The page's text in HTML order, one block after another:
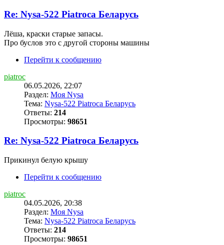
Re: Nysa-522 Piatroca Беларусь
Лёша, краски старые запасы.
Про буслов это с другой стороны машины
Перейти к сообщению
piatroc
06.05.2026, 22:07
Раздел: Моя Nysa
Тема: Nysa-522 Piatroca Беларусь
Ответы: 214
Просмотры: 98651
Re: Nysa-522 Piatroca Беларусь
Прикинул белую крышу
Перейти к сообщению
piatroc
04.05.2026, 20:38
Раздел: Моя Nysa
Тема: Nysa-522 Piatroca Беларусь
Ответы: 214
Просмотры: 98651